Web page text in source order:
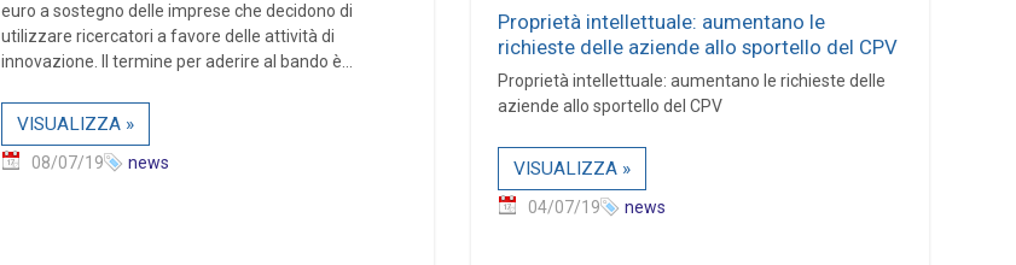
euro a sostegno delle imprese che decidono di
utilizzare ricercatori a favore delle attività di
innovazione. Il termine per aderire al bando è...
VISUALIZZA »
08/07/19 news
Proprietà intellettuale: aumentano le
richieste delle aziende allo sportello del CPV
Proprietà intellettuale: aumentano le richieste delle
aziende allo sportello del CPV
VISUALIZZA »
04/07/19 news